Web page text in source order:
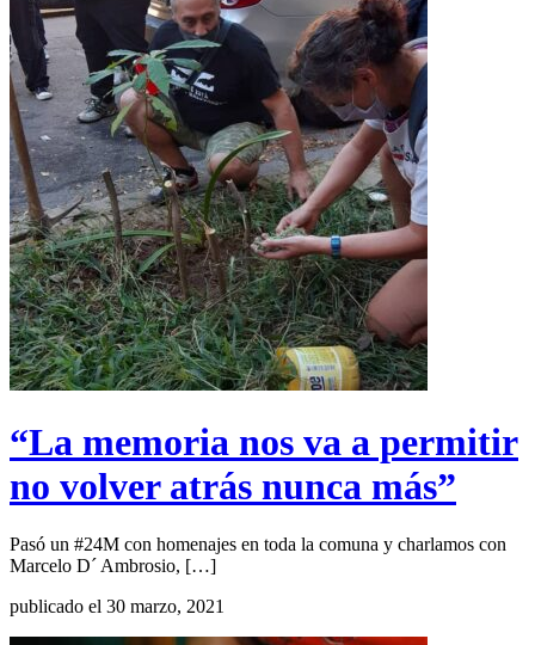
“La memoria nos va a permitir
no volver atrás nunca más”
Pasó un #24M con homenajes en toda la comuna y charlamos con
Marcelo D´ Ambrosio, […]
publicado el 30 marzo, 2021